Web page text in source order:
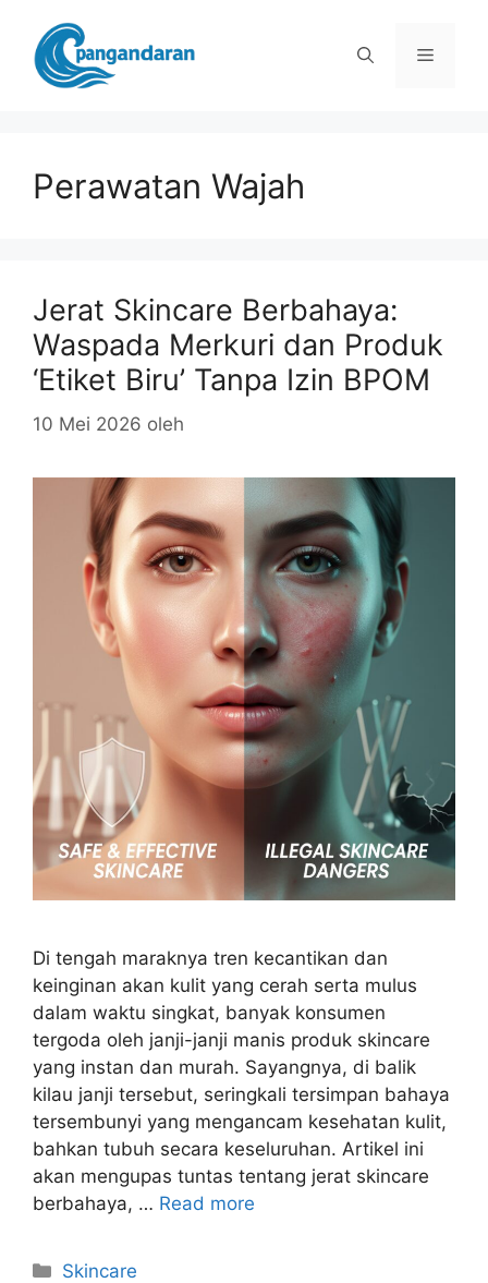
Menu
Perawatan Wajah
Jerat Skincare Berbahaya:
Waspada Merkuri dan Produk
‘Etiket Biru’ Tanpa Izin BPOM
10 Mei 2026 oleh
Di tengah maraknya tren kecantikan dan
keinginan akan kulit yang cerah serta mulus
dalam waktu singkat, banyak konsumen
tergoda oleh janji-janji manis produk skincare
yang instan dan murah. Sayangnya, di balik
kilau janji tersebut, seringkali tersimpan bahaya
tersembunyi yang mengancam kesehatan kulit,
bahkan tubuh secara keseluruhan. Artikel ini
akan mengupas tuntas tentang jerat skincare
berbahaya, … Read more
Kategori
Skincare